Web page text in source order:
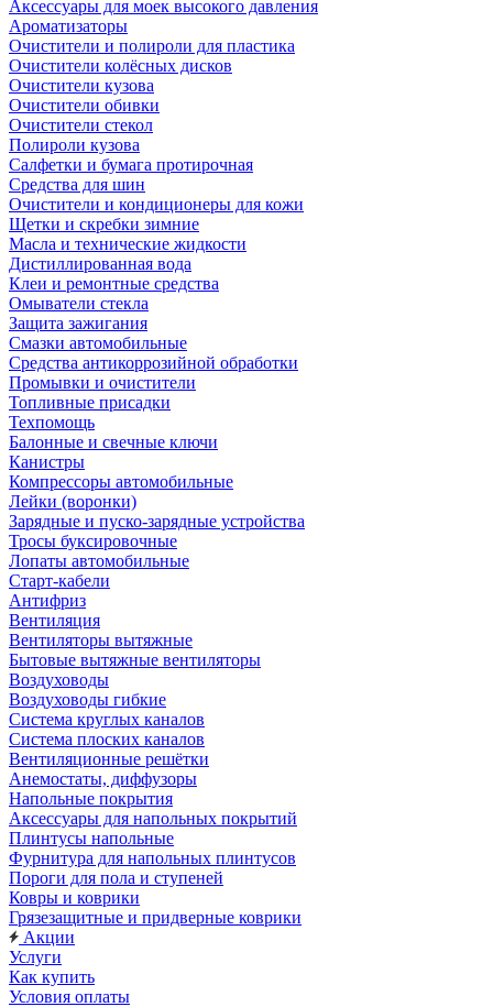
Аксессуары для моек высокого давления
Ароматизаторы
Очистители и полироли для пластика
Очистители колёсных дисков
Очистители кузова
Очистители обивки
Очистители стекол
Полироли кузова
Салфетки и бумага протирочная
Средства для шин
Очистители и кондиционеры для кожи
Щетки и скребки зимние
Масла и технические жидкости
Дистиллированная вода
Клеи и ремонтные средства
Омыватели стекла
Защита зажигания
Смазки автомобильные
Средства антикоррозийной обработки
Промывки и очистители
Топливные присадки
Техпомощь
Балонные и свечные ключи
Канистры
Компрессоры автомобильные
Лейки (воронки)
Зарядные и пуско-зарядные устройства
Тросы буксировочные
Лопаты автомобильные
Старт-кабели
Антифриз
Вентиляция
Вентиляторы вытяжные
Бытовые вытяжные вентиляторы
Воздуховоды
Воздуховоды гибкие
Система круглых каналов
Система плоских каналов
Вентиляционные решётки
Анемостаты, диффузоры
Напольные покрытия
Аксессуары для напольных покрытий
Плинтусы напольные
Фурнитура для напольных плинтусов
Пороги для пола и ступеней
Ковры и коврики
Грязезащитные и придверные коврики
Акции
Услуги
Как купить
Условия оплаты